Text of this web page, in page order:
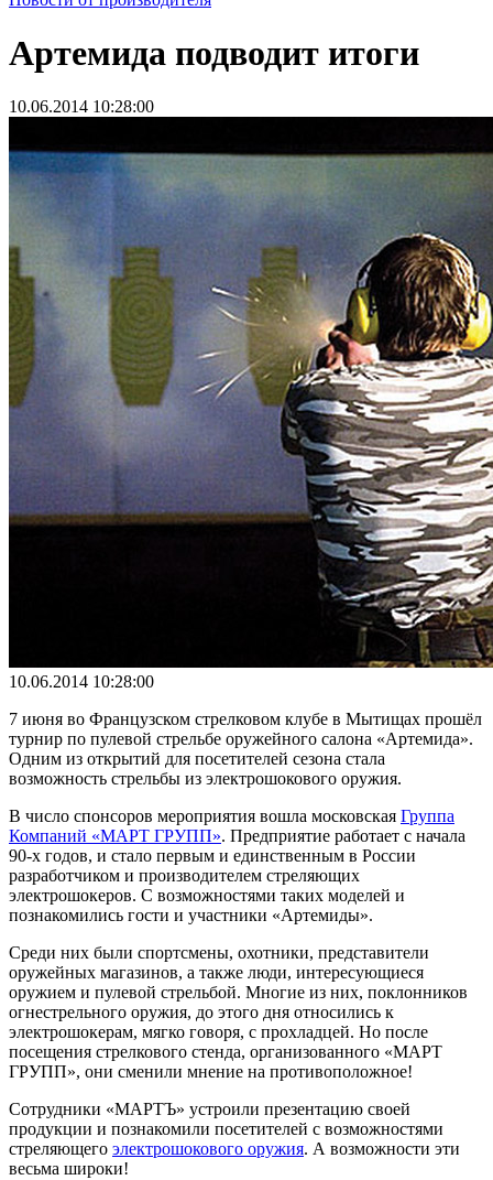
Артемида подводит итоги
10.06.2014 10:28:00
10.06.2014 10:28:00
7 июня во Французском стрелковом клубе в Мытищах прошёл
турнир по пулевой стрельбе оружейного салона «Артемида».
Одним из открытий для посетителей сезона стала
возможность стрельбы из электрошокового оружия.
В число спонсоров мероприятия вошла московская Группа
Компаний «МАРТ ГРУПП». Предприятие работает с начала
90-х годов, и стало первым и единственным в России
разработчиком и производителем стреляющих
электрошокеров. С возможностями таких моделей и
познакомились гости и участники «Артемиды».
Среди них были спортсмены, охотники, представители
оружейных магазинов, а также люди, интересующиеся
оружием и пулевой стрельбой. Многие из них, поклонников
огнестрельного оружия, до этого дня относились к
электрошокерам, мягко говоря, с прохладцей. Но после
посещения стрелкового стенда, организованного «МАРТ
ГРУПП», они сменили мнение на противоположное!
Сотрудники «МАРТЪ» устроили презентацию своей
продукции и познакомили посетителей с возможностями
стреляющего электрошокового оружия. А возможности эти
весьма широки!